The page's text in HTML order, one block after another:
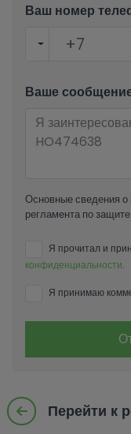
Ваш номер
Ваше
Основные сведения о
регламента по
Я прочитал и
конфиденциальности.
Я принимаю
Перейти к